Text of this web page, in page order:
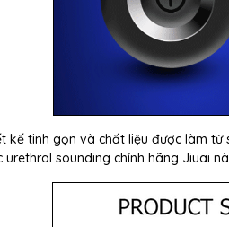
kế tinh gọn và chất liệu được làm
urethral sounding chính hãng Jiuai